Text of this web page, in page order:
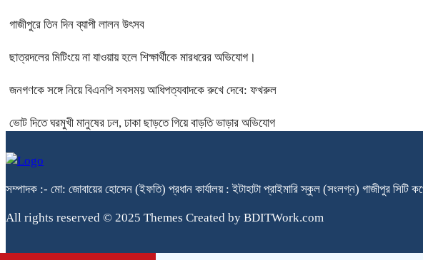
গাজীপুরে তিন দিন ব্যাপী লালন উৎসব
ছাত্রদলের মিটিংয়ে না যাওয়ায় হলে শিক্ষার্থীকে মারধরের অভিযোগ।
জনগণকে সঙ্গে নিয়ে বিএনপি সবসময় আধিপত্যবাদকে রুখে দেবে: ফখরুল
ভোট দিতে ঘরমুখী মানুষের ঢল, ঢাকা ছাড়তে গিয়ে বাড়তি ভাড়ার অভিযোগ
সম্পাদক :- মো: জোবায়ের হোসেন (ইফতি) প্রধান কার্যালয় : ইটাহাটা প্রাইমারি স্কুল (সংলগ্ন)
All rights reserved © 2025 Themes Created by BDITWork.com